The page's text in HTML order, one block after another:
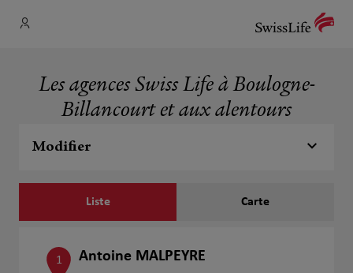
Les agences Swiss Life à Boulogne-
Billancourt et aux alentours
Modifier
Liste Carte
1 Antoine MALPEYRE